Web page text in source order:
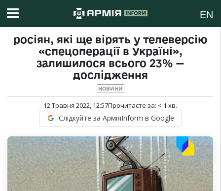
EN
росіян, які ще вірять у телеверсію
«спецоперації в Україні»,
залишилося всього 23% —
дослідження
НОВИНИ
12 Травня 2022, 12:57Прочитаєте за: < 1 хв.
Слідкуйте за АрміяInform в Google